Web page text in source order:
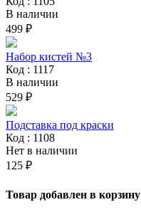
В наличии
499 ₽
Набор кистей №3
Код : 1117
В наличии
529 ₽
Подставка под краски
Код : 1108
Нет в наличии
125 ₽
Товар добавлен в корзину